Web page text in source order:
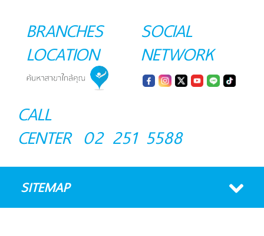
BRANCHES
LOCATION
SOCIAL
NETWORK
CALL
CENTER 02 251 5588
SITEMAP